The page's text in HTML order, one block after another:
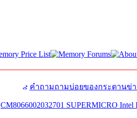
คำถามถามบ่อยของกระดานข่
CM8066002032701 SUPERMICRO Intel